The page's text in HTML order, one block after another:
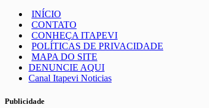
INÍCIO
CONTATO
CONHEÇA ITAPEVI
POLÍTICAS DE PRIVACIDADE
MAPA DO SITE
DENUNCIE AQUI
Canal Itapevi Noticias
Publicidade